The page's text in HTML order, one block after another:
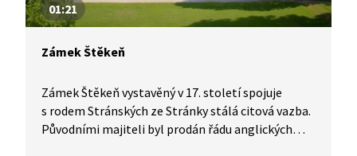
01:21
Zámek Štěkeň
Zámek Štěkeň vystavěný v 17. století spojuje
s rodem Stránských ze Stránky stálá citová vazba.
Původními majiteli byl prodán řádu anglických